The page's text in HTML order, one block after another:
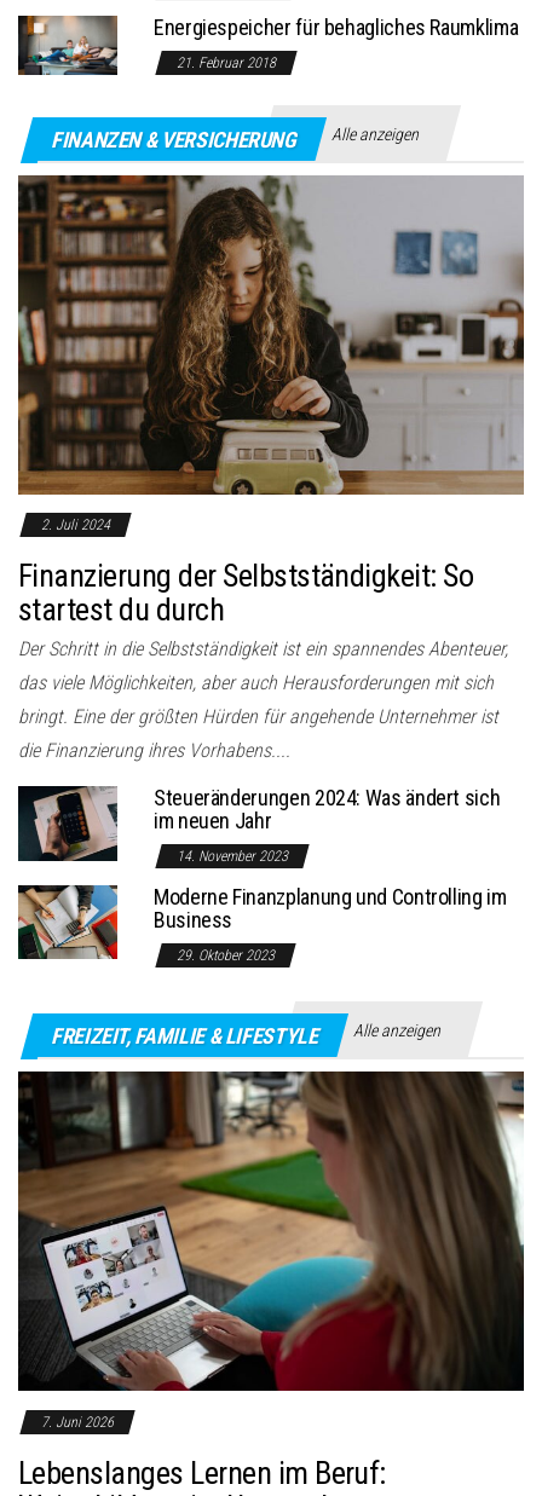
Energiespeicher für behagliches Raumklima
21. Februar 2018
FINANZEN & VERSICHERUNG Alle anzeigen
2. Juli 2024
Finanzierung der Selbstständigkeit: So
startest du durch
Der Schritt in die Selbstständigkeit ist ein spannendes Abenteuer,
das viele Möglichkeiten, aber auch Herausforderungen mit sich
bringt. Eine der größten Hürden für angehende Unternehmer ist
die Finanzierung ihres Vorhabens....
Steueränderungen 2024: Was ändert sich
im neuen Jahr
14. November 2023
Moderne Finanzplanung und Controlling im
Business
29. Oktober 2023
FREIZEIT, FAMILIE & LIFESTYLE Alle anzeigen
7. Juni 2026
Lebenslanges Lernen im Beruf: